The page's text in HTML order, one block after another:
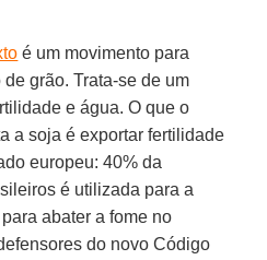
é um movimento para
grão. Trata-se de um
e água. O que o
a soja é exportar fertilidade
europeu: 40% da
é utilizada para a
abater a fome no
do novo Código